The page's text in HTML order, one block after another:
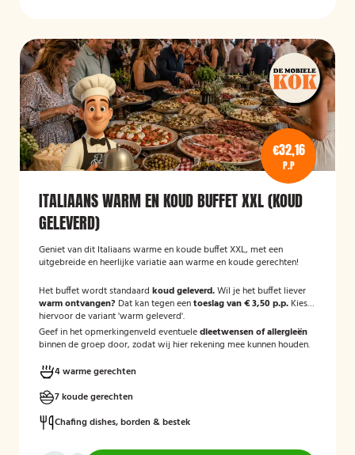
€32,16
P.P
ITALIAANS WARM EN KOUD BUFFET XXL (KOUD
GELEVERD)
Geniet van dit Italiaans warme en koude buffet XXL, met een
uitgebreide en heerlijke variatie aan warme en koude gerechten!
Het buffet wordt standaard koud geleverd.Wil je het buffet liever
warm ontvangen? Dat kan tegen eentoeslag van € 3,50 p.p. Kies
hiervoor de variant 'warm geleverd'.
Geef in het opmerkingenveld eventueledieetwensen of allergieën
binnen de groep door, zodat wij hier rekening mee kunnen houden.
4 warme gerechten
7 koude gerechten
Chafing dishes, borden & bestek